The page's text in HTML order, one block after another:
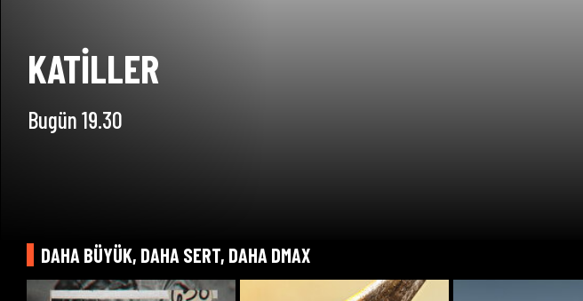
Hafta içi her gün 14:35
DAHA BÜYÜK, DAHA SERT, DAHA DMAX